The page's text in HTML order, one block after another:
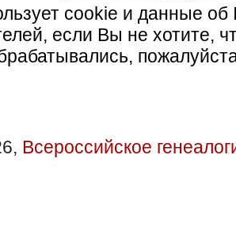
cookie и данные об
если Вы не хотите,
Всероссийское